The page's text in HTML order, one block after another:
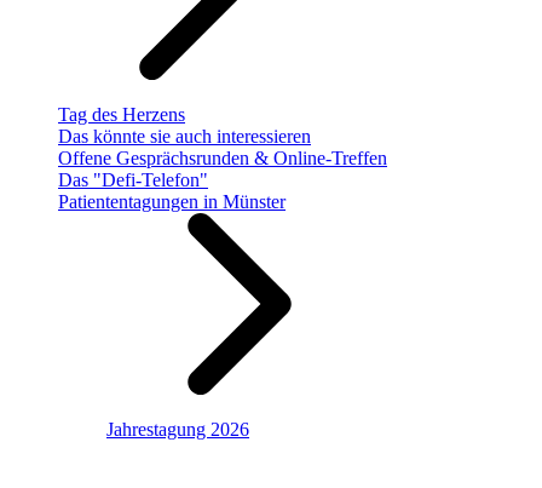
Tag des Herzens
Das könnte sie auch interessieren
Offene Gesprächsrunden & Online-Treffen
Das "Defi-Telefon"
Patiententagungen in Münster
Jahrestagung 2026